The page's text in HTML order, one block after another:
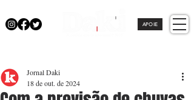
APOIE
Jornal Daki
18 de out. de 2024